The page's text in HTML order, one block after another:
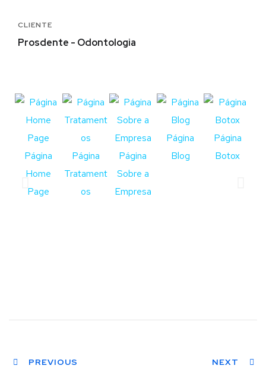
CLIENTE
Prosdente - Odontologia
Página
Home
Page
Página
Tratament
os
Página
Sobre a
Empresa
Página
Blog
Página
Botox
PREVIOUS NEXT